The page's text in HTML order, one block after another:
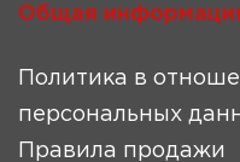
Общая
Политика в
персональных
Правила продажи